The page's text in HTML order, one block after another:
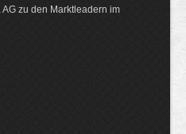
zu den Markt­leadern im